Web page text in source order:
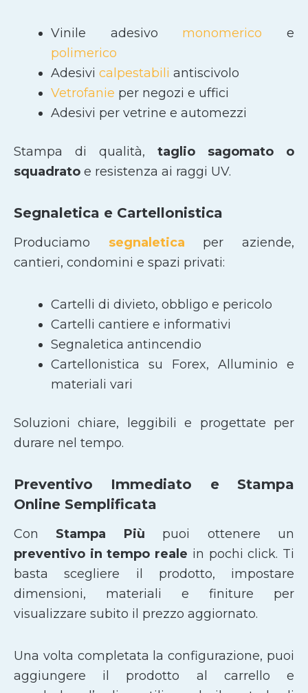
Vinile adesivo monomerico e
polimerico
Adesivi calpestabili antiscivolo
Vetrofanie per negozi e uffici
Adesivi per vetrine e automezzi
Stampa di qualità, taglio sagomato
o
squadrato e resistenza ai raggi UV.
Segnaletica e Cartellonistica
Produciamo segnaletica per aziende,
cantieri, condomini e spazi privati:
Cartelli di divieto, obbligo e pericolo
Cartelli cantiere e informativi
Segnaletica antincendio
Cartellonistica su Forex, Alluminio e
materiali vari
Soluzioni chiare, leggibili e progettate per
durare nel tempo.
Preventivo Immediato e Stampa
Online Semplificata
Con Stampa Più puoi ottenere un
preventivo in tempo reale in pochi click. Ti
basta scegliere il prodotto, impostare
dimensioni, materiali e finiture per
visualizzare subito il prezzo aggiornato.
Una volta completata la configurazione, puoi
aggiungere il prodotto al carrello e